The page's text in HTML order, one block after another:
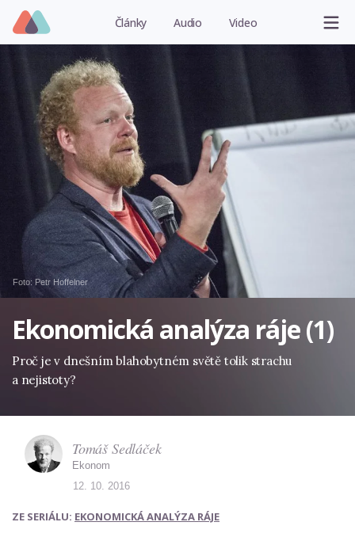
Články Audio Video
Foto: Petr Hoffelner
Ekonomická analýza ráje (1)
Proč je v dnešním blahobytném světě tolik strachu
a nejistoty?
ZE SERIÁLU: EKONOMICKÁ ANALÝZA RÁJE
Tomáš Sedláček
Ekonom
12. 10. 2016